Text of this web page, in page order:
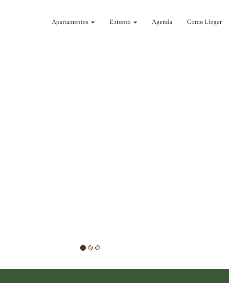
Apartamentos Entorno Agenda Como Llegar
sentidos